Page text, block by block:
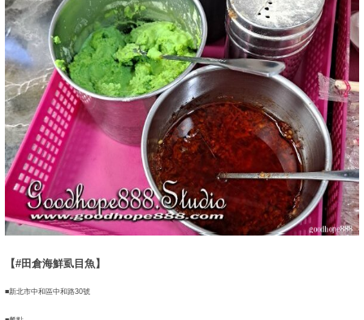
【#田倉海鮮虱目魚】
■新北市中和區中和路30號